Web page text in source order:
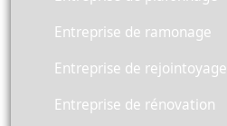
Entreprise de ramonage
Entreprise de rejointoyage
Entreprise de rénovation